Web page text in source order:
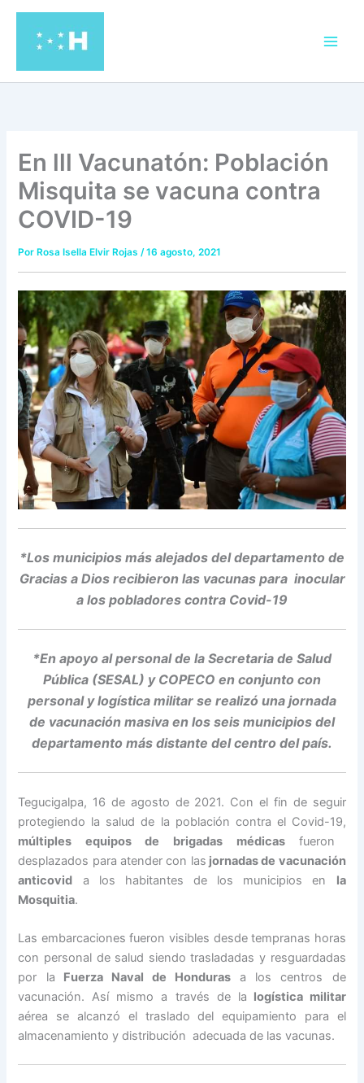
contenido
En lll Vacunatón: Población
Misquita se vacuna contra
COVID-19
Por Rosa Isella Elvir Rojas/16 agosto, 2021
*Los municipios más alejados del departamento de
Gracias a Dios recibieron las vacunas para inocular
a los pobladores contra Covid-19
*En apoyo al personal de la Secretaria de Salud
Pública (SESAL) y COPECO en conjunto con
personal y logística militar se realizó una jornada
de vacunación masiva en los seis municipios del
departamento más distante del centro del país.
Tegucigalpa, 16 de agosto de 2021. Con el fin de seguir
protegiendo la salud de la población contra el Covid-19,
múltiples equipos de brigadas médicasfueron
desplazados para atender con las jornadas de vacunación
anticovid a los habitantes de los municipios en la
Mosquitia.
Las embarcaciones fueron visibles desde tempranas horas
con personal de salud siendo trasladadas y resguardadas
por la Fuerza Naval de Honduras a los centros de
vacunación. Así mismo a través de la logística militar
aérea se alcanzó el traslado del equipamiento para el
almacenamiento y distribución adecuada de las vacunas.